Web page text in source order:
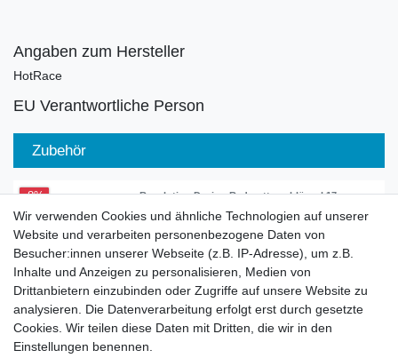
Angaben zum Hersteller
HotRace
EU Verantwortliche Person
Zubehör
-8%
Revolution Design Radmutterschlüssel 17mm
UVP 23,99 € 21,99 € *
In den Warenkorb
-5%
Radmutterschlüssel 17mm 6kant Grau
Aluminium eloxiert
Wir verwenden Cookies und ähnliche Technologien auf unserer
Website und verarbeiten personenbezogene Daten von
Besucher:innen unserer Webseite (z.B. IP-Adresse), um z.B.
Inhalte und Anzeigen zu personalisieren, Medien von
Drittanbietern einzubinden oder Zugriffe auf unsere Website zu
analysieren. Die Datenverarbeitung erfolgt erst durch gesetzte
Cookies. Wir teilen diese Daten mit Dritten, die wir in den
Einstellungen benennen.